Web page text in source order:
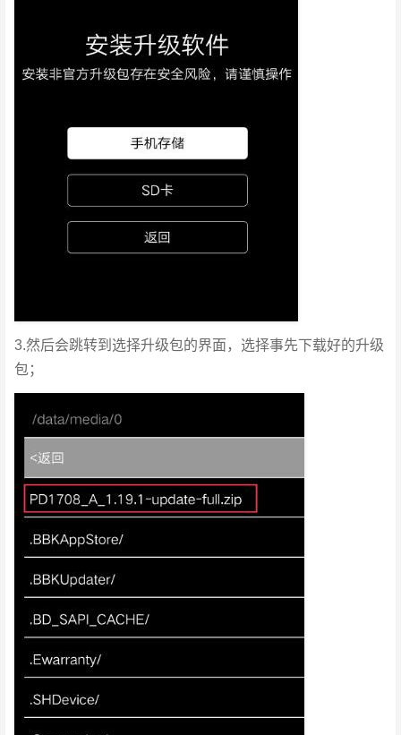
3.然后会跳转到选择升级包的界面，选择事先下载好的升级
包；